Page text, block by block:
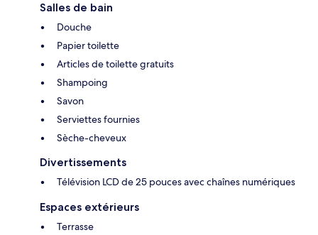
Salles de bain
Douche
Papier toilette
Articles de toilette gratuits
Shampoing
Savon
Serviettes fournies
Sèche-cheveux
Divertissements
Télévision LCD de 25 pouces avec chaînes numériques
Espaces extérieurs
Terrasse